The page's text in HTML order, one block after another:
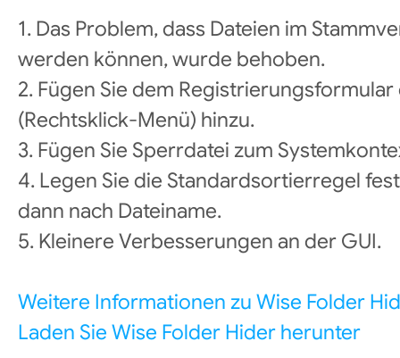
1. Das Problem, dass Dateien im
werden können, wurde behoben.
2. Fügen Sie dem
(Rechtsklick-Menü) hinzu.
3. Fügen Sie Sperrdatei zum
4. Legen Sie die Standardsortierregel
dann nach Dateiname.
5. Kleinere Verbesserungen an der GUI.
Weitere Informationen zu Wise Folder
Laden Sie Wise Folder Hider herunter